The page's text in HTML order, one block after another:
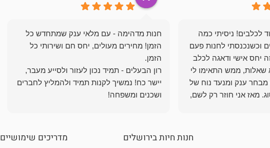
לכלבים! ניסיתי כמה
וכשנכנסתי לחנות פעם
יחס אישי ודאגה לכלב
שאלות, ממש התאימו לי
ענק ומנעד נוח של
מאז אני חוזר רק לשם,
חנות מדהימה - עם מלאי ענק שמתחדש כל
הזמן! מחירים מעולים, יחס חם ושירותי כל
רון הבעלים - תמיד נכון לעזור ולסייע מעבר,
יישר כח! נמשיך לקנות תמיד ולהמליץ לחברים
ושכנים ומשפחה!
חנות חיות בירושלים
מדריכים שימושיים